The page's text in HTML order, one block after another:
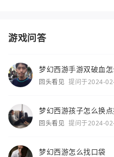
游戏问答
梦幻西游手游双破血
回头看见 提问于2024-
梦幻西游孩子怎么换
回头看见 提问于2024-
梦幻西游怎么找口袋